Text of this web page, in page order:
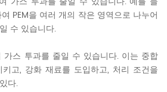
PEM을 여러 개의 작은 영역으로 나누어
수 있습니다.
스 투과를 줄일 수 있습니다. 이는 중합
고, 강화 재료를 도입하고, 처리 조건을
다.